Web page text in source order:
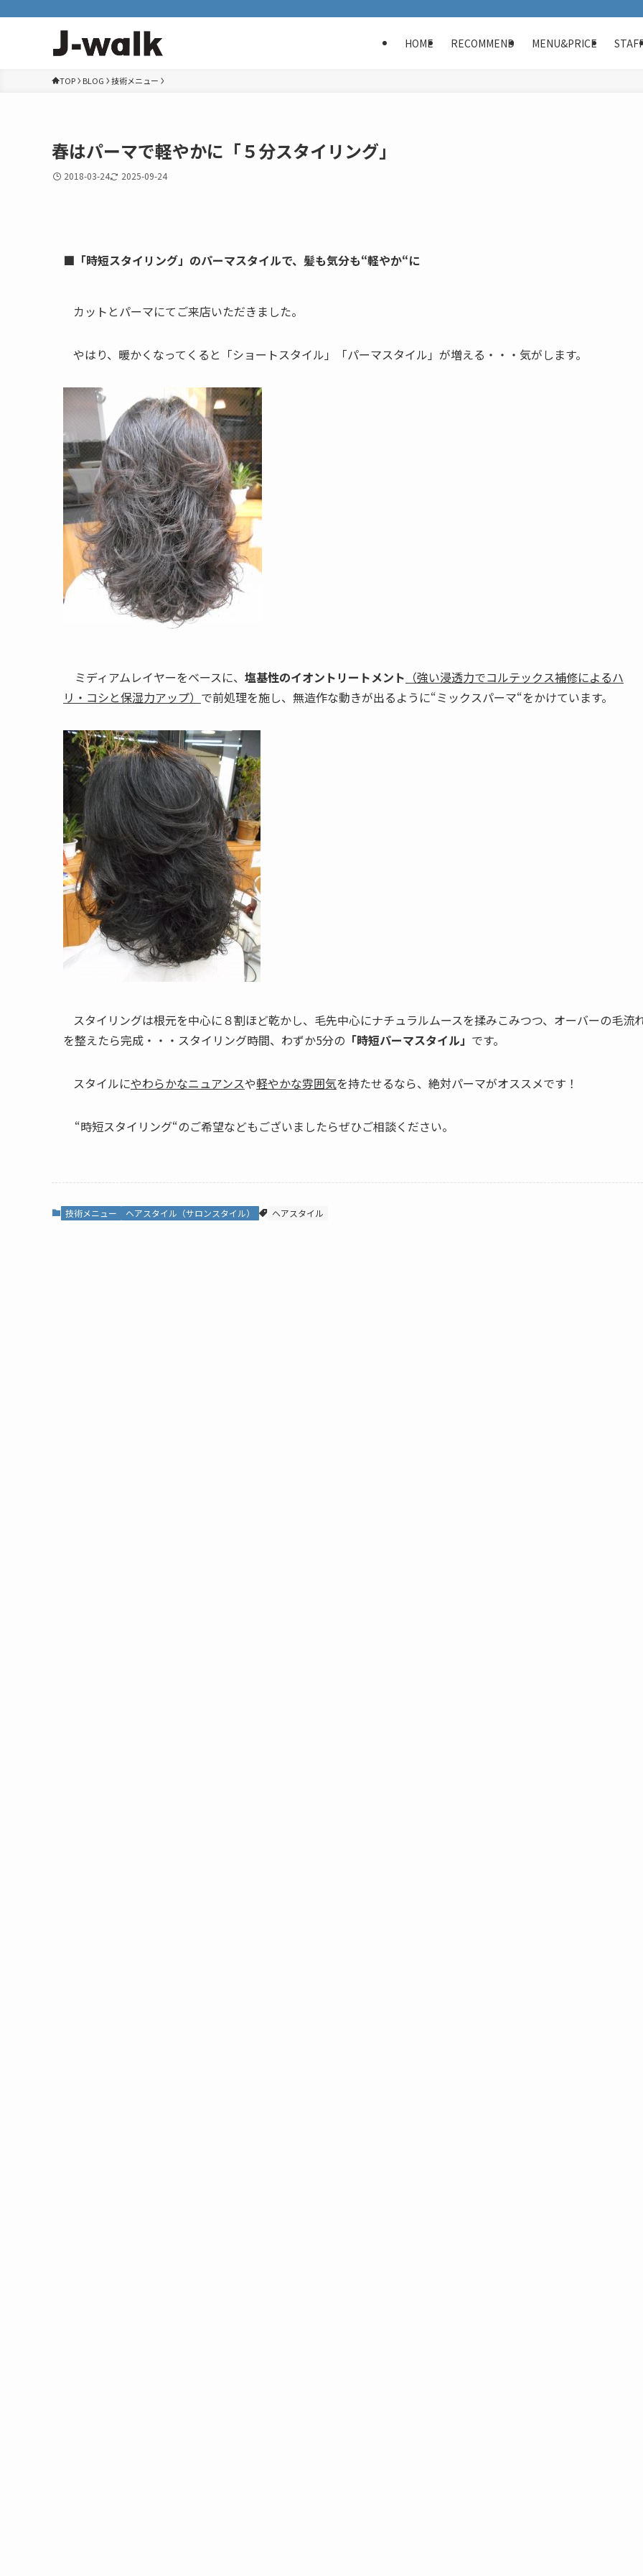
HOME RECOMMEND MENU&PRICE
TOP BLOG 技術メニュー
春はパーマで軽やかに「５分スタイリング」
2018-03-24 2025-09-24
■「時短スタイリング」のパーマスタイルで、髪も気分も“軽やか“に
カットとパーマにてご来店いただきました。
やはり、暖かくなってくると「ショートスタイル」「パーマスタイル」が増える・・・気がします。
ミディアムレイヤーをベースに、 塩基性のイオントリートメント （強い浸透力でコルテックス補修によるハ
リ・コシと保湿力アップ） で前処理を施し、無造作な動きが出るように“ミックスパーマ“をかけています。
スタイリングは根元を中心に８割ほど乾かし、毛先中心にナチュラルムースを揉みこみつつ、オーバーの毛流
を整えたら完成・・・スタイリング時間、わずか5分の 「時短パーマスタイル」 です。
スタイルにやわらかなニュアンスや軽やかな雰囲気を持たせるなら、絶対パーマがオススメです！
“時短スタイリング“のご希望などもございましたらぜひご相談ください。
技術メニュー ヘアスタイル（サロンスタイル） ヘアスタイル